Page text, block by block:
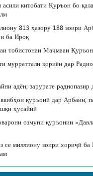
китобати Қуръон бо
813 ҳазору 188 зоири
ба Ироқ
тобистонаи Маҷмааи
мурраттали қориён дар
адён; зарурате раднопазир
қуръонӣ дар Арбаин;
ҳусайнӣ
озмуни қуръонии
се миллиону зоири хориҷӣ ба